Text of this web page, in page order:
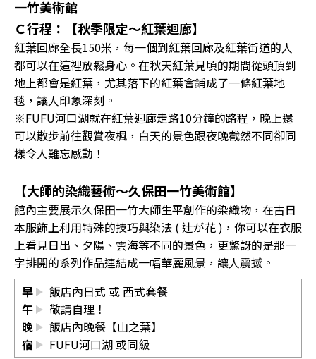
一竹美術館
Ｃ行程：【秋季限定～紅葉迴廊】
紅葉回廊全長150米，每一個到紅葉回廊及紅葉街道的人
都可以在這裡放鬆身心。在秋天紅葉見頃的期間從頭頂到
地上都會是紅葉，尤其落下的紅葉會鋪成了一條紅葉地
毯，讓人印象深刻。
※FUFU河口湖就在紅葉迴廊走路10分鐘的路程，晚上還
可以散步前往觀賞夜楓，白天的景色跟夜晚截然不同卻同
樣令人難忘感動！
【大師的染織藝術～久保田一竹美術館】
館內主要展示久保田一竹大師生平創作的染織物，在古日
本服飾上利用特殊的技巧與染法 ( 辻が花 )，你可以在衣服
上看見日出、夕陽、雲海等不同的景色，更驚訝的是那一
字排開的系列作品連結成一幅華麗風景，讓人震撼。
早
飯店內日式 或 西式套餐
午
敬請自理！
晚
飯店內晚餐【山之葉】
宿
FUFU河口湖 或同級